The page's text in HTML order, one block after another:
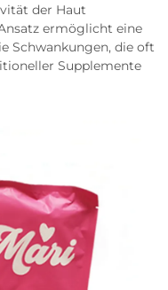
der Haut
ermöglicht eine
Schwankungen, die oft
Supplemente